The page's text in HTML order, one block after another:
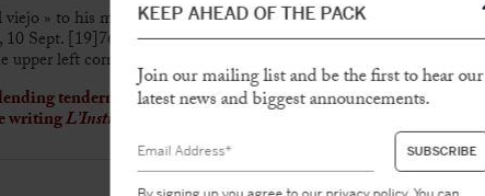
» to his mistress Jeanne Schneider
Sept. [19]76, 2 p. in-4°
left corner.
tenderness for his mistress and his daughter Sabrina with
writingL’Instinct de mort
KEEP AHEAD OF THE PACK
Join our mailing list and be the first to hear our
latest news and biggest announcements.